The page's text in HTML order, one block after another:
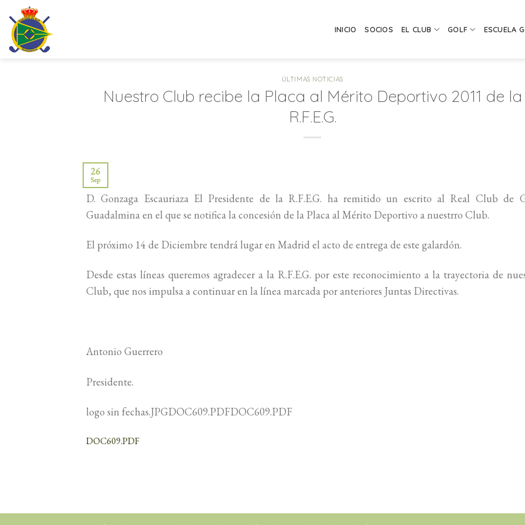
contenido
INICIO SOCIOS EL CLUB GOLF ESCUELA
ÚLTIMAS NOTICIAS
Nuestro Club recibe la Placa al Mérito Deportivo 2011 de la
R.F.E.G.
26
Sep
D. Gonzaga Escauriaza El Presidente de la R.F.E.G. ha remitido un escrito al Real Club de
Guadalmina en el que se notifica la concesión de la Placa al Mérito Deportivo a nuestrro Club.
El próximo 14 de Diciembre tendrá lugar en Madrid el acto de entrega de este galardón.
Desde estas líneas queremos agradecer a la R.F.E.G. por este reconocimiento a la trayectoria de
Club, que nos impulsa a continuar en la línea marcada por anteriores Juntas Directivas.
Antonio Guerrero
Presidente.
logo sin fechas.JPGDOC609.PDFDOC609.PDF
DOC609.PDF